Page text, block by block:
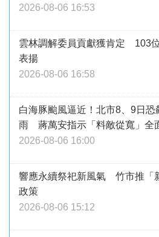
2026-08-06 16:53
雲林調解委員貢獻獲肯定 103
表揚
2026-08-06 16:58
白海豚颱風逼近！北市8、9日恐
雨 蔣萬安指示「料敵從寬」全
2026-08-06 16:00
響應永續祭祀新風氣 竹市推「
政策
2026-08-06 15:12